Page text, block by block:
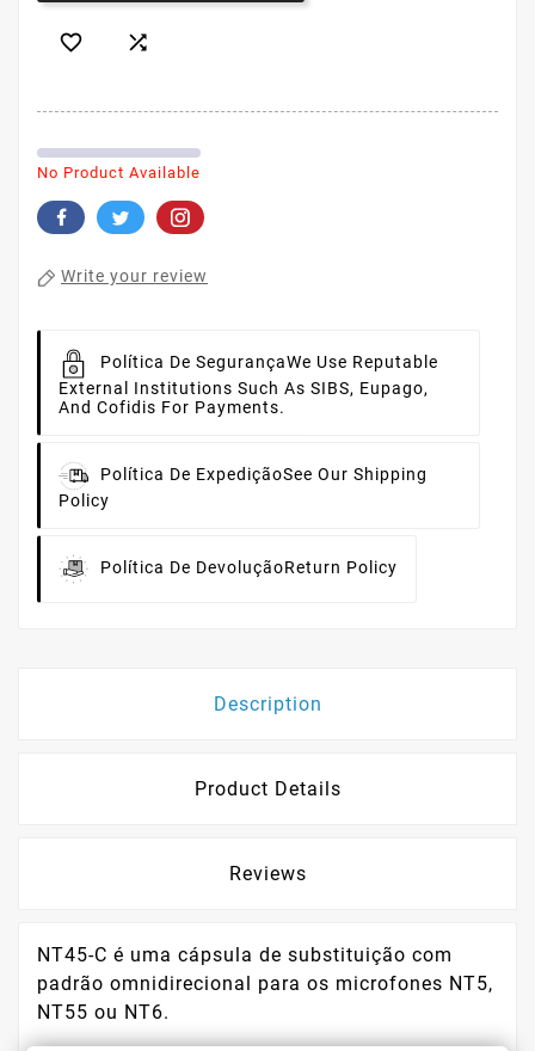
 
No Product Available
Write your review
Política De SegurançaWe Use Reputable
External Institutions Such As SIBS, Eupago,
And Cofidis For Payments.
Política De ExpediçãoSee Our Shipping
Policy
Política De DevoluçãoReturn Policy
Description
Product Details
Reviews
NT45-C é uma cápsula de substituição com
padrão omnidirecional para os microfones NT5,
NT55 ou NT6.